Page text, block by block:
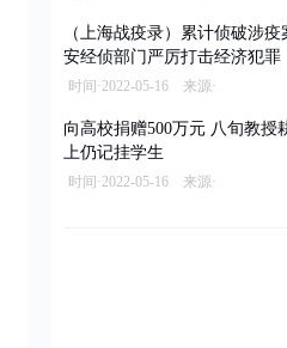
（上海战疫录）累计侦破涉
安经侦部门严厉打击经济犯罪
时间·2022-05-16 来源·
向高校捐赠500万元 八旬教授
上仍记挂学生
时间·2022-05-16 来源·